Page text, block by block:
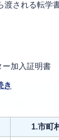
される転学
ー加入証明書
き
1.市町